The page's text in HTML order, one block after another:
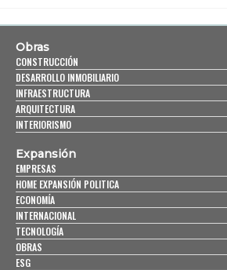
Obras
CONSTRUCCIÓN
DESARROLLO INMOBILIARIO
INFRAESTRUCTURA
ARQUITECTURA
INTERIORISMO
Expansión
EMPRESAS
HOME EXPANSIÓN POLITICA
ECONOMÍA
INTERNACIONAL
TECNOLOGÍA
OBRAS
ESG